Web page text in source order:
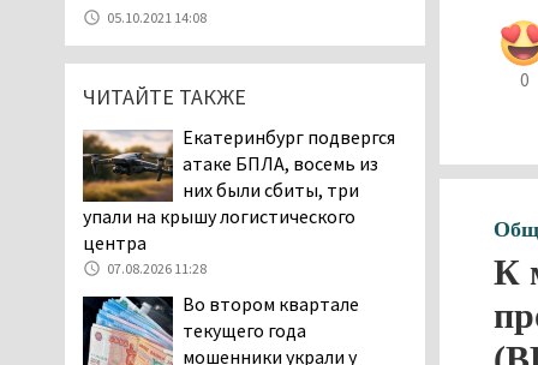
0
К
уголовное дело о
мошенничестве при
строительстве ИЖС в Нижнем
Тагиле
Екатеринбург подвергся
атаке БПЛА, восемь из
них были сбиты, три
упали на крышу логистического
центра
Тагильские спасатели
помогли заблудившемуся
05.10.2021 14:08
ЧИТАЙТЕ ТАКЖЕ
Екатеринбург подвергся
атаке БПЛА, восемь из
них были сбиты, три
упали на крышу логистического
центра
07.08.2026 11:28
Во втором квартале
текущего года
мошенники украли у